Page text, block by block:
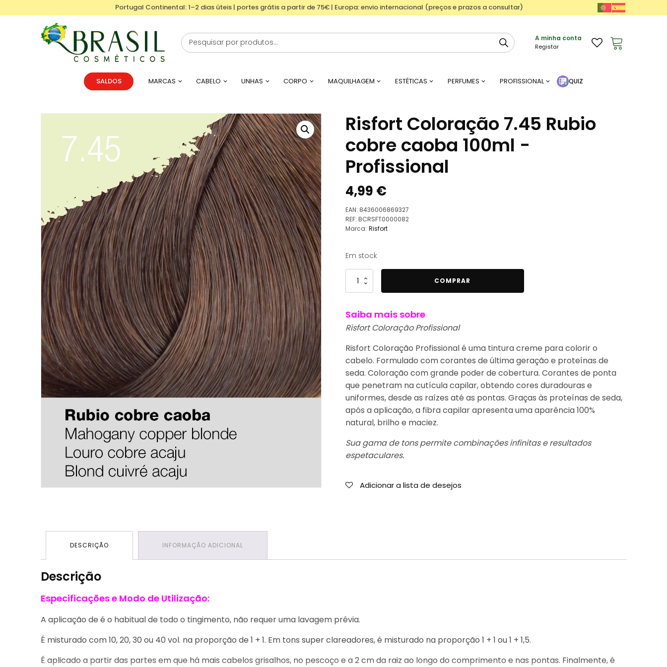
Portugal Continental: 1–2 dias úteis | portes grátis a partir de 75€ | Europa: envio internacional (preços e prazos a consultar)
A minha conta
Registar
SALDOS MARCAS CABELO UNHAS CORPO MAQUILHAGEM ESTÉTICAS PERFUMES PROFISSIONAL QUIZ
Risfort Coloração 7.45 Rubio
cobre caoba 100ml -
Profissional
4,99 €
EAN: 8436006869327
REF: BCRSFT0000082
Marca: Risfort
Em stock
Quantidade
de
Coloração
7.45
cobre
caoba
100ml
-
Profissional
COMPRAR
Saiba mais sobre
Risfort Coloração Profissional
Risfort Coloração Profissional é uma tintura creme para colorir o
cabelo. Formulado com corantes de última geração e proteínas de
seda. Coloração com grande poder de cobertura. Corantes de ponta
que penetram na cutícula capilar, obtendo cores duradouras e
uniformes, desde as raízes até as pontas. Graças às proteínas de seda,
após a aplicação, a fibra capilar apresenta uma aparência 100%
natural, brilho e maciez.
Sua gama de tons permite combinações infinitas e resultados
espetaculares.
Adicionar a lista de desejos
DESCRIÇÃO INFORMAÇÃO ADICIONAL
Descrição
Especificações e Modo de Utilização:
A aplicação de é o habitual de todo o tingimento, não requer uma lavagem prévia.
É misturado com 10, 20, 30 ou 40 vol. na proporção de 1 + 1. Em tons super clareadores, é misturado na proporção 1 + 1 ou 1 + 1,5.
É aplicado a partir das partes em que há mais cabelos grisalhos, no pescoço e a 2 cm da raiz ao longo do comprimento e nas pontas. Finalmente, é